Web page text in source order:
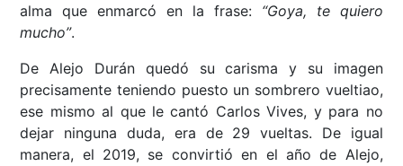
alma que enmarcó en la frase: “Goya, te quiero
mucho”.
De Alejo Durán quedó su carisma y su imagen
precisamente teniendo puesto un sombrero vueltiao,
ese mismo al que le cantó Carlos Vives, y para no
dejar ninguna duda, era de 29 vueltas. De igual
manera, el 2019, se convirtió en el año de Alejo,